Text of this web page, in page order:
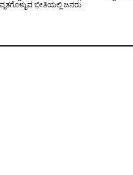
ಭೀತಿಯಲ್ಲಿ ಜನರು